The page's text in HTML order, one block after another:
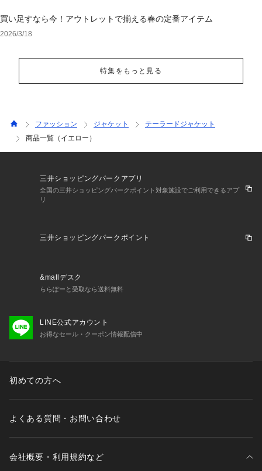
買い足すなら今！アウトレットで揃える春の定番アイテム
2026/3/18
特集をもっと見る
ファッション ジャケット
テーラードジャケット
商品一覧（イエロー）
三井ショッピングパークアプリ
全国の三井ショッピングパークポイント対象施設でご利用できるアプ
リ
三井ショッピングパークポイント
&mallデスク
ららぽーと受取なら送料無料
LINE公式アカウント
お得なセール・クーポン情報配信中
初めての方へ
よくある質問・お問い合わせ
会社概要・利用規約など